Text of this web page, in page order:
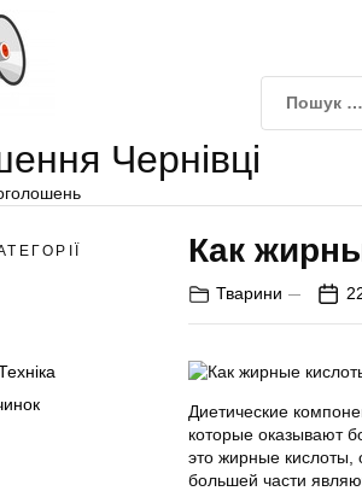
Чернівці
Как
Тварини
Диетические
которые оказывают
это жирные кислоты,
большей части